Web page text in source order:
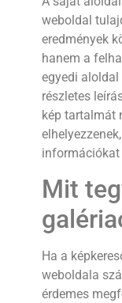
weboldal
eredmények
hanem a
egyedi aloldal
részletes
kép tartalmát
információkat
Mit
Ha a
weboldala
érdemes